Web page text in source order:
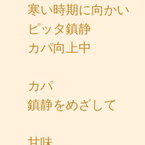
寒い時期に向かい
ピッタ鎮静
カパ向上中
カパ
鎮静をめざして